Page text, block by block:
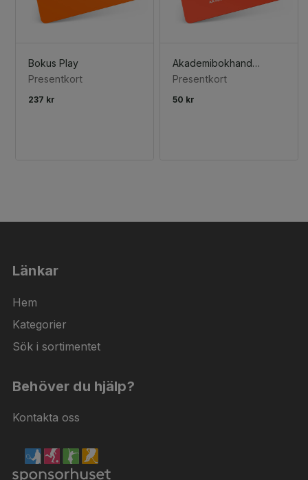
Bokus Play
Presentkort
237 kr
Akademibokhandeln
Presentkort
50 kr
Länkar
Hem
Kategorier
Sök i sortimentet
Behöver du hjälp?
Kontakta oss